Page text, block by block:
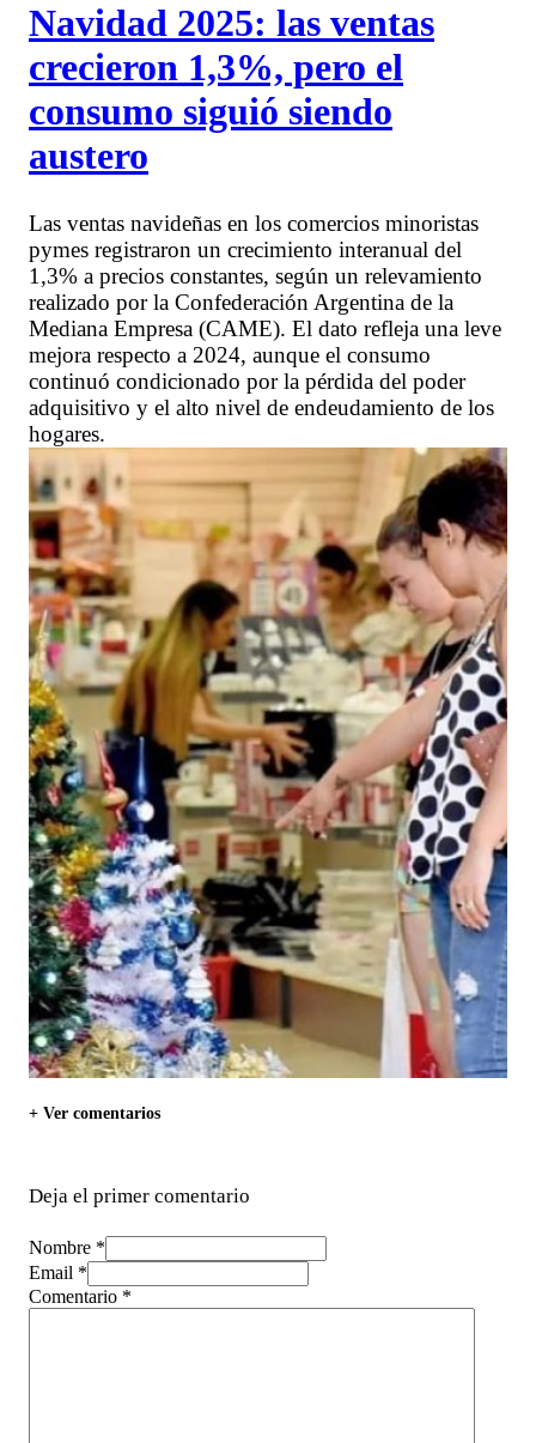
Navidad 2025: las ventas
crecieron 1,3%, pero el
consumo siguió siendo
austero
Las ventas navideñas en los comercios minoristas
pymes registraron un crecimiento interanual del
1,3% a precios constantes, según un relevamiento
realizado por la Confederación Argentina de la
Mediana Empresa (CAME). El dato refleja una leve
mejora respecto a 2024, aunque el consumo
continuó condicionado por la pérdida del poder
adquisitivo y el alto nivel de endeudamiento de los
hogares.
+ Ver comentarios
Deja el primer comentario
Nombre *
Email *
Comentario *